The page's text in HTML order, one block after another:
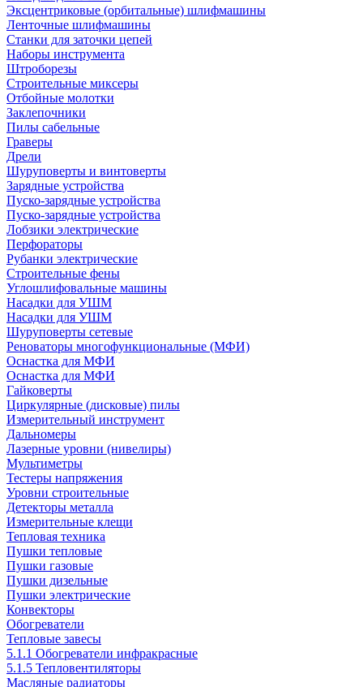
Эксцентриковые (орбитальные) шлифмашины
Ленточные шлифмашины
Станки для заточки цепей
Наборы инструмента
Штроборезы
Строительные миксеры
Отбойные молотки
Заклепочники
Пилы сабельные
Граверы
Дрели
Шуруповерты и винтоверты
Зарядные устройства
Пуско-зарядные устройства
Пуско-зарядные устройства
Лобзики электрические
Перфораторы
Рубанки электрические
Строительные фены
Углошлифовальные машины
Насадки для УШМ
Насадки для УШМ
Шуруповерты сетевые
Реноваторы многофункциональные (МФИ)
Оснастка для МФИ
Оснастка для МФИ
Гайковерты
Циркулярные (дисковые) пилы
Измерительный инструмент
Дальномеры
Лазерные уровни (нивелиры)
Мультиметры
Тестеры напряжения
Уровни строительные
Детекторы металла
Измерительные клещи
Тепловая техника
Пушки тепловые
Пушки газовые
Пушки дизельные
Пушки электрические
Конвекторы
Обогреватели
Тепловые завесы
5.1.1 Обогреватели инфракрасные
5.1.5 Тепловентиляторы
Масляные радиаторы